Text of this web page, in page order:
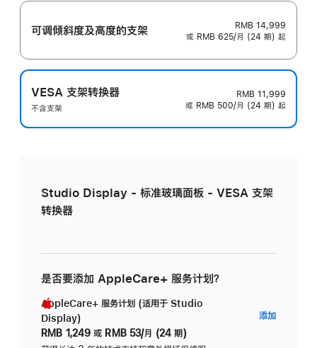
可调倾斜度及高‍度的支‍架
RMB 14,999
或 RMB 625/月 (24 期) 起
VESA 支架转换器
不含支架
RMB 11,999
或 RMB 500/月 (24 期) 起
Studio Display - 标准玻璃面板 - VESA 支架
转换器
是否要添加 AppleCare+ 服务计划？
AppleCare+ 服务计划 (适用于 Studio
Display)
RMB 1,249 或 RMB 53/月 (24 期)
添加